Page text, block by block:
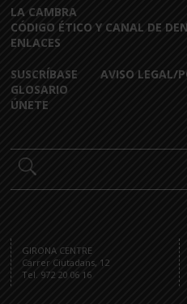
LA CAMBRA
CÓDIGO ÉTICO Y CANAL DE
ENLACES
SUSCRÍBASE
GLOSARIO
ÚNETE
AVISO LEGAL/
GIRONA CENTRE
Carrer Ciutadans, 12
Tel. 972 20 06 16